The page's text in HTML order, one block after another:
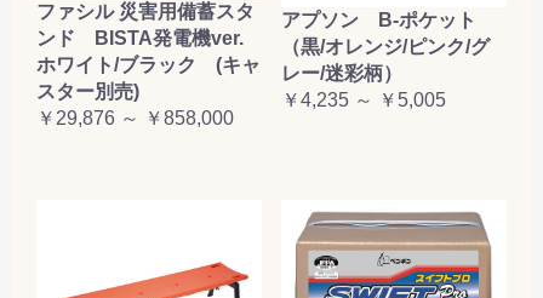
ファシル 災害用備蓄スタ
ンド BISTA発電機ver.
ホワイト/ブラック (キャ
スター別売)
￥29,876 ～ ￥858,000
アプソン B-ポケット
（黒/オレンジ/ピンク/グ
レー/迷彩柄）
￥4,235 ～ ￥5,005